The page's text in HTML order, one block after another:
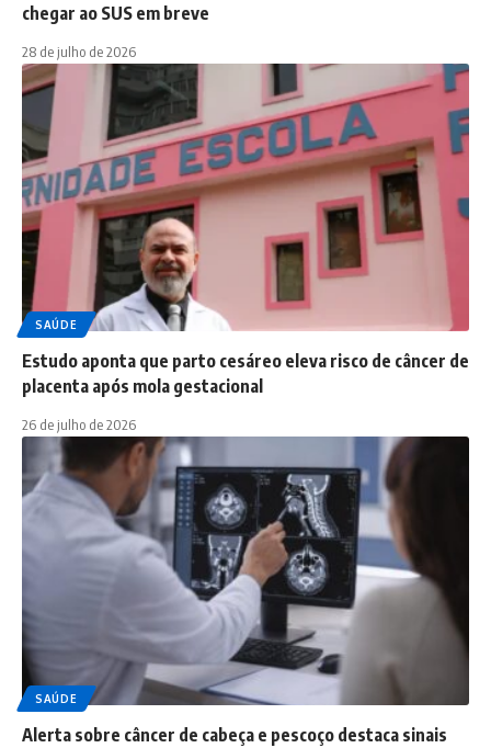
chegar ao SUS em breve
28 de julho de 2026
SAÚDE
Estudo aponta que parto cesáreo eleva risco de câncer de
placenta após mola gestacional
26 de julho de 2026
SAÚDE
Alerta sobre câncer de cabeça e pescoço destaca sinais